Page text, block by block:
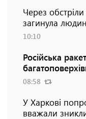
Через
загинула
10:10
Російська
08:58
У Харкові
вважали